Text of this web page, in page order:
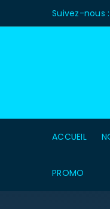
Suivez-nous :
ACCUEIL
PROMO